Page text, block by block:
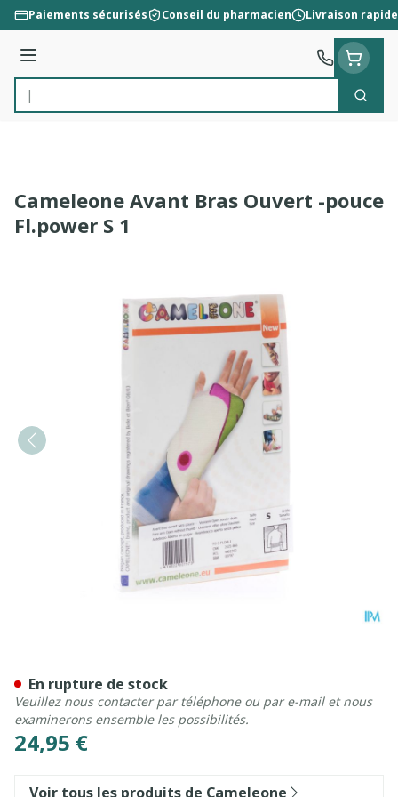
Aller au contenu
Paiements sécurisés Conseil du pharmacien Livraison rapide
Menu
Rechercher
Cameleone Avant Bras Ouvert -pouce
Fl.power S 1
24,95 €
En rupture de stock
Veuillez nous contacter par téléphone ou par e-mail et nous
examinerons ensemble les possibilités.
Voir tous les produits de Cameleone